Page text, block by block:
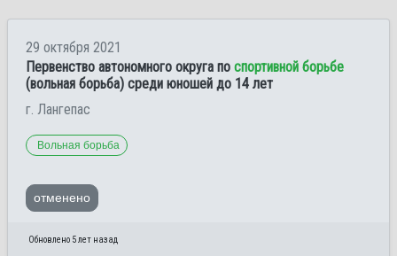
29 октября 2021
Первенство автономного округа по спортивной борьбе
(вольная борьба) среди юношей до 14 лет
г. Лангепас
Вольная борьба
отменено
Обновлено 5 лет назад